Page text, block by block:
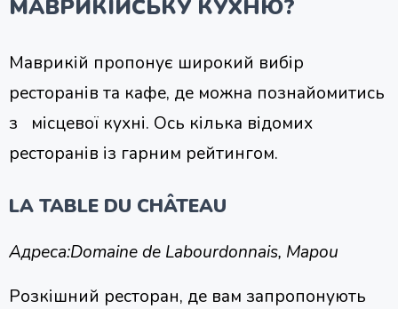
МАВРИКІЙСЬКУ КУХНЮ?
Маврикій пропонує широкий вибір
ресторанів та кафе, де можна познайомитись
з місцевої кухні. Ось кілька відомих
ресторанів із гарним рейтингом.
LA TABLE DU CHÂTEAU
Адреса:Domaine de Labourdonnais, Mapou
Розкішний ресторан, де вам запропонують